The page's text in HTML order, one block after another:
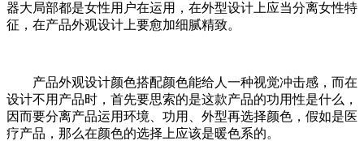
器大局部都是女性用户在运用，在外型设计上应当分离女性特
征，在产品外观设计上要愈加细腻精致。
产品外观设计颜色搭配颜色能给人一种视觉冲击感，而在
设计不用产品时，首先要思索的是这款产品的功用性是什么，
因而要分离产品运用环境、功用、外型再选择颜色，假如是医
疗产品，那么在颜色的选择上应该是暖色系的。